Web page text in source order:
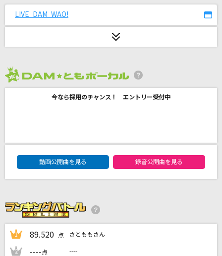
わたがし
白い雪のプリンセスは
Acid Black Cherry
花びらの刻
杉山清貴&オメガトライブ
2006・POPS 男
DKオリジナルメドレー
LIVE DAM WAO!
今なら採用のチャンス！ エントリー受付中
DAM★ともボーカルエントリーランキング
動画公開曲を見る
録音公開曲を見る
1 89.520 点 さとももさん
2 ----点 ----